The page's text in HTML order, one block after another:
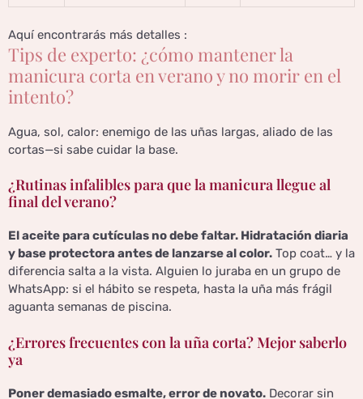
Aquí encontrarás más detalles :
Tips de experto: ¿cómo mantener la
manicura corta en verano y no morir en el
intento?
Agua, sol, calor: enemigo de las uñas largas, aliado de las
cortas—si sabe cuidar la base.
¿Rutinas infalibles para que la manicura llegue al
final del verano?
El aceite para cutículas no debe faltar. Hidratación diaria
y base protectora antes de lanzarse al color. Top coat… y la
diferencia salta a la vista. Alguien lo juraba en un grupo de
WhatsApp: si el hábito se respeta, hasta la uña más frágil
aguanta semanas de piscina.
¿Errores frecuentes con la uña corta? Mejor saberlo
ya
Poner demasiado esmalte, error de novato. Decorar sin